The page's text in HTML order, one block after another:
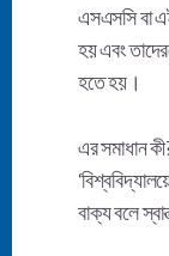
এসএসসি বা
হয় এবং
হতে হয়।
এর সমাধান
বাক্য বলে